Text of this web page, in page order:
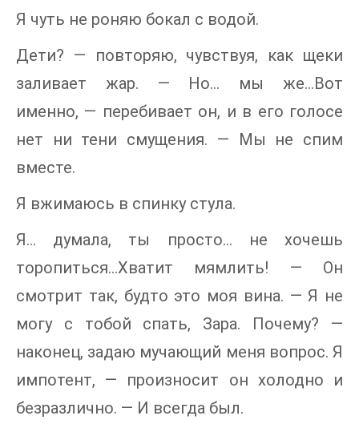
Я чуть не роняю бокал с водой.
Дети? — повторяю, чувствуя, как щеки
заливает жар. — Но... мы же...Вот
именно, — перебивает он, и в его голосе
нет ни тени смущения. — Мы не спим
вместе.
Я вжимаюсь в спинку стула.
Я... думала, ты просто... не хочешь
торопиться...Хватит мямлить! — Он
смотрит так, будто это моя вина. — Я не
могу с тобой спать, Зара. Почему? —
наконец, задаю мучающий меня вопрос. Я
импотент, — произносит он холодно и
безразлично. — И всегда был.